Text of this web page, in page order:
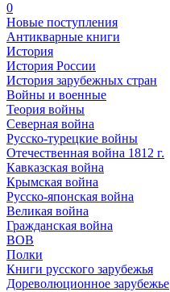
0
Новые поступления
Антикварные книги
История
История России
История зарубежных стран
Войны и военные
Теория войны
Северная война
Русско-турецкие войны
Отечественная война 1812 г.
Кавказская война
Крымская война
Русско-японская война
Великая война
Гражданская война
ВОВ
Полки
Книги русского зарубежья
Дореволюционное зарубежье